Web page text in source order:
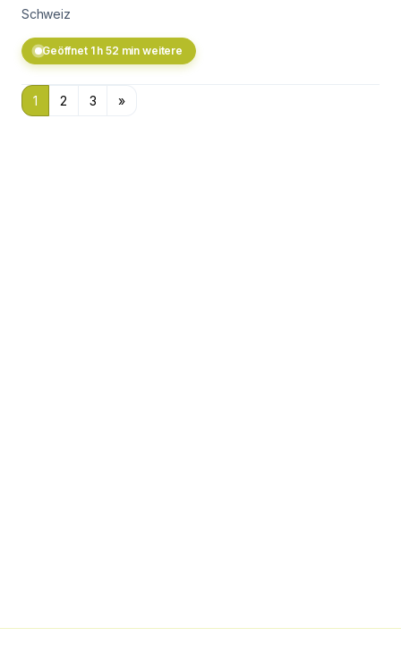
Schweiz
Geöffnet 1 h 52 min weitere
1 2 3 »